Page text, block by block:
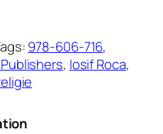
978-606-716
, Iosif Roca